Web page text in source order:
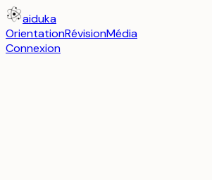
aiduka
OrientationRévisionMédia
Connexion